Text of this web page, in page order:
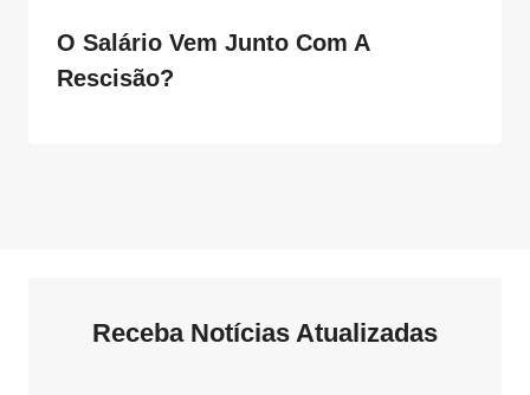
O Salário Vem Junto Com A
Rescisão?
Receba Notícias Atualizadas